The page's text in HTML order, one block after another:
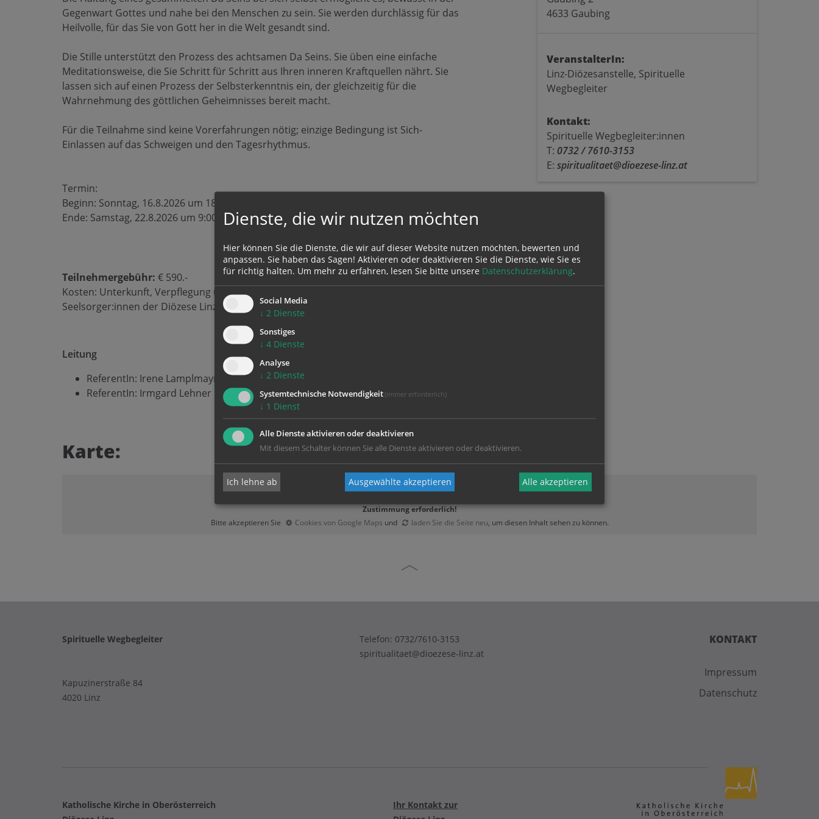
Gegenwart Gottes und nahe bei den Menschen zu sein. Sie werden durchlässig für das
Heilvolle, für das Sie von Gott her in die Welt gesandt sind.
Die Stille unterstützt den Prozess des achtsamen Da Seins. Sie üben eine einfache
Meditationsweise, die Sie Schritt für Schritt aus Ihren inneren Kraftquellen nährt. Sie
lassen sich auf einen Prozess der Selbsterkenntnis ein, der gleichzeitig für die
Wahrnehmung des göttlichen Geheimnisses bereit macht.
Für die Teilnahme sind keine Vorerfahrungen nötig; einzige Bedingung ist Sich-
Einlassen auf das Schweigen und den Tagesrhythmus.
Termin:
Beginn: Sonntag, 16.8.2026 um 18:00 Uhr (mit dem Abendessen)
Ende: Samstag, 22.8.2026 um 9:00 Uhr (nach dem Frühstück)
Teilnehmergebühr: € 590.-
Kosten: Unterkunft, Verpflegung und Begleitung, Exerzitienzuschuss für
Seelsorger:innen der Diözese Linz (Euro 150.-) möglich.
Leitung
ReferentIn: Irene Lamplmayr
ReferentIn: Irmgard Lehner
4633 Gaubing
VeranstalterIn:
Linz-Diözesanstelle, Spirituelle
Wegbegleiter
Kontakt:
Spirituelle Wegbegleiter:innen
T: 0732 / 7610-3153
E: spiritualitaet@dioezese-linz.at
Karte:
Zustimmung erforderlich!
Bitte akzeptieren Sie
Cookies von Google Maps und laden Sie die Seite neu, um diesen Inhalt sehen zu können.
KONTAKT
Impressum
Datenschutz
Spirituelle Wegbegleiter
Kapuzinerstraße 84
4020 Linz
Telefon: 0732/7610-3153
spiritualitaet@dioezese-linz.at
Katholische Kirche in Oberösterreich
Ihr Kontakt zur
Dienste, die wir nutzen möchten
Hier können Sie die Dienste, die wir auf dieser Website nutzen möchten, bewerten und
anpassen. Sie haben das Sagen! Aktivieren oder deaktivieren Sie die Dienste, wie Sie es
für richtig halten. Um mehr zu erfahren, lesen Sie bitte unsere Datenschutzerklärung.
Social Media
↓ 2 Dienste
Sonstiges
↓ 4 Dienste
Analyse
↓ 2 Dienste
Systemtechnische Notwendigkeit (immer erforderlich)
↓ 1 Dienst
Alle Dienste aktivieren oder deaktivieren
Mit diesem Schalter können Sie alle Dienste aktivieren oder deaktivieren.
Ich lehne ab Ausgewählte akzeptieren Alle akzeptieren